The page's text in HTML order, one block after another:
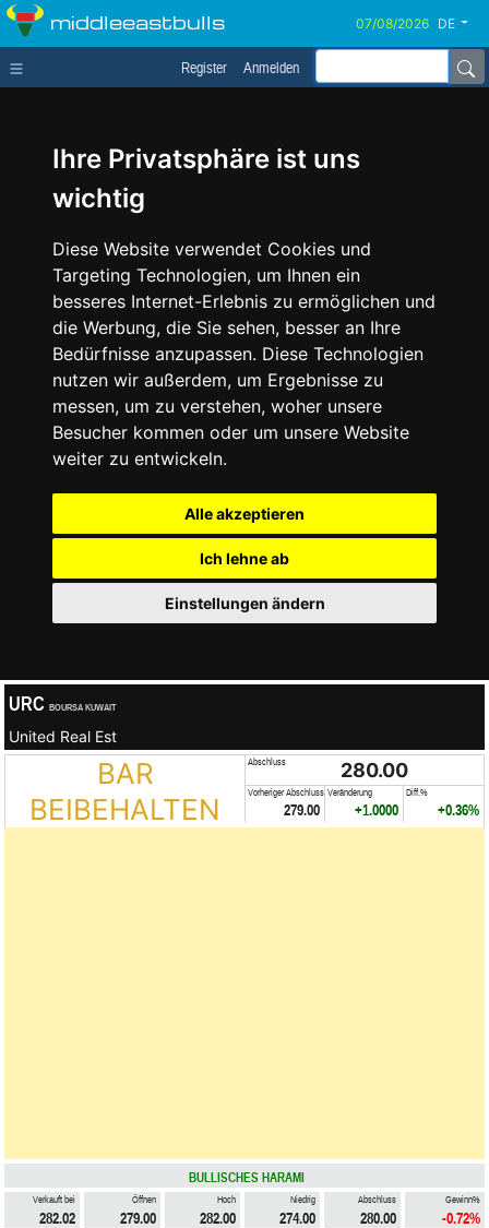
Ihre Privatsphäre ist uns
wichtig
Diese Website verwendet Cookies und
Targeting Technologien, um Ihnen ein
besseres Internet-Erlebnis zu ermöglichen und
die Werbung, die Sie sehen, besser an Ihre
Bedürfnisse anzupassen. Diese Technologien
nutzen wir außerdem, um Ergebnisse zu
messen, um zu verstehen, woher unsere
Besucher kommen oder um unsere Website
weiter zu entwickeln.
Alle akzeptieren
Ich lehne ab
Einstellungen ändern
middleeastbulls DE
Register Anmelden
URC BOURSA KUWAIT
United Real Est
BAR
BEIBEHALTEN
Abschluss 280.00
Vorheriger Abschluss
279.00
Veränderung
+1.0000
Diff.%
+0.36%
BULLISCHES HARAMI
Verkauft bei
282.02
Öffnen
279.00
Hoch
282.00
Niedrig
274.00
Abschluss
280.00
Gewinn%
-0.72%